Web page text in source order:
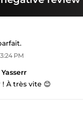
PM
À très vite 😊